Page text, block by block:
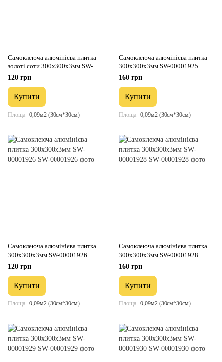
Самоклеюча алюмінієва плитка
золоті соти 300х300х3мм SW-
00001924
120 грн
Купити
Площа 0,09м2 (30см*30см)
Самоклеюча алюмінієва плитка
300х300х3мм SW-00001925
160 грн
Купити
Площа 0,09м2 (30см*30см)
Самоклеюча алюмінієва плитка
300х300х3мм SW-00001926
120 грн
Купити
Площа 0,09м2 (30см*30см)
Самоклеюча алюмінієва плитка
300х300х3мм SW-00001928
160 грн
Купити
Площа 0,09м2 (30см*30см)